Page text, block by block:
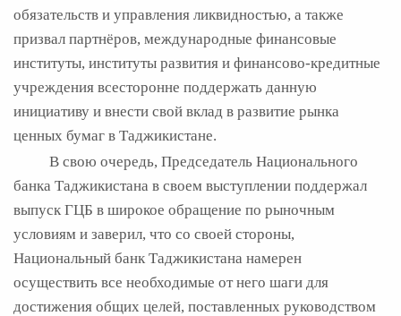
обязательств и управления ликвидностью, а также
призвал партнёров, международные финансовые
институты, институты развития и финансово-кредитные
учреждения всесторонне поддержать данную
инициативу и внести свой вклад в развитие рынка
ценных бумаг в Таджикистане.
В свою очередь, Председатель Национального
банка Таджикистана в своем выступлении поддержал
выпуск ГЦБ в широкое обращение по рыночным
условиям и заверил, что со своей стороны,
Национальный банк Таджикистана намерен
осуществить все необходимые от него шаги для
достижения общих целей, поставленных руководством